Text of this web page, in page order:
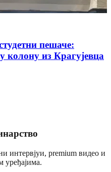
пешаче:
колону из Крагујевца
интервјуи, premium видео и
уређајима.